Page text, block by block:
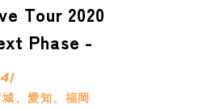
Tour 2020
Phase -
/
、愛知、福岡